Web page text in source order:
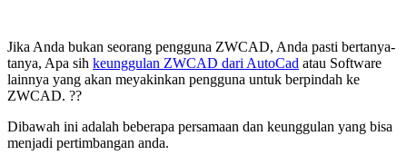
Jika Anda bukan seorang pengguna ZWCAD, Anda pasti bertanya-
tanya, Apa sih keunggulan ZWCAD dari AutoCad atau Software
lainnya yang akan meyakinkan pengguna untuk berpindah ke
ZWCAD. ??
Dibawah ini adalah beberapa persamaan dan keunggulan yang bisa
menjadi pertimbangan anda.